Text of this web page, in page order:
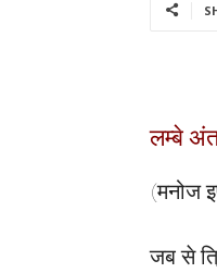
लम्बे
(मनोज
जब से